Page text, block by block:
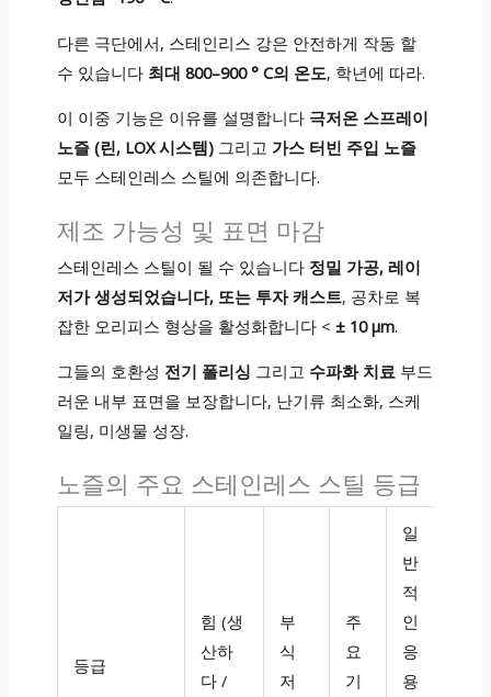
다른 극단에서, 스테인리스 강은 안전하게 작동 할
수 있습니다 최대 800–900 ° C의 온도, 학년에 따라.
이 이중 기능은 이유를 설명합니다 극저온 스프레이
노즐 (린, LOX 시스템)그리고 가스 터빈 주입 노즐
모두 스테인레스 스틸에 의존합니다.
제조 가능성 및 표면 마감
스테인레스 스틸이 될 수 있습니다 정밀 가공, 레이
저가 생성되었습니다, 또는 투자 캐스트, 공차로 복
잡한 오리피스 형상을 활성화합니다 < ± 10 μm.
그들의 호환성 전기 폴리싱 그리고 수파화 치료부드
러운 내부 표면을 보장합니다, 난기류 최소화, 스케
일링, 미생물 성장.
노즐의 주요 스테인레스 스틸 등급
등급
힘 (생
산하
다 /
부
식
저
주
요
기
일
반
적
인
응
용